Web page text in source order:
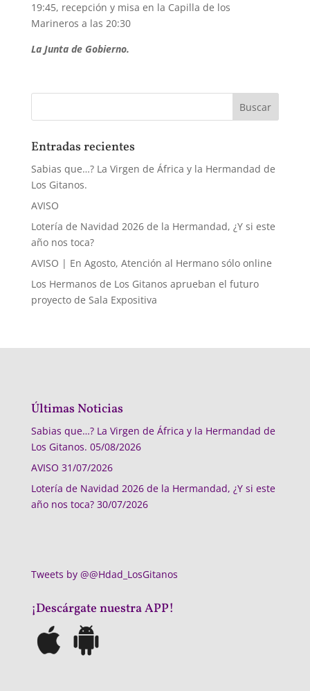
19:45, recepción y misa en la Capilla de los
Marineros a las 20:30
La Junta de Gobierno.
Entradas recientes
Sabias que…? La Virgen de África y la Hermandad de
Los Gitanos.
AVISO
Lotería de Navidad 2026 de la Hermandad, ¿Y si este
año nos toca?
AVISO | En Agosto, Atención al Hermano sólo online
Los Hermanos de Los Gitanos aprueban el futuro
proyecto de Sala Expositiva
Últimas Noticias
Sabias que…? La Virgen de África y la Hermandad de
Los Gitanos. 05/08/2026
AVISO 31/07/2026
Lotería de Navidad 2026 de la Hermandad, ¿Y si este
año nos toca? 30/07/2026
Tweets by @@Hdad_LosGitanos
¡Descárgate nuestra APP!